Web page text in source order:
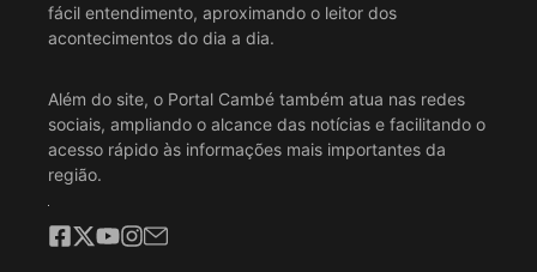
fácil entendimento, aproximando o leitor dos
acontecimentos do dia a dia.
Além do site, o Portal Cambé também atua nas redes
sociais, ampliando o alcance das notícias e facilitando o
acesso rápido às informações mais importantes da
região.